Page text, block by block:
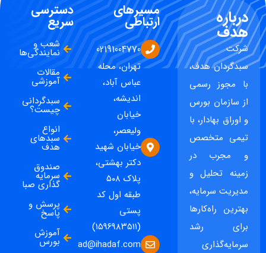
درباره
هدف
شرکت
سبدگردان هدف،
با مجوز رسمی
از سازمان بورس
و اوراق بهادار، با
تیمی متخصص
و مجرب در
زمینه تحلیل و
مدیریت سرمایه،
بهترین راه‌کارها
برای رشد
سرمایه‌گذاری
مسیرهای
ارتباطی
02191004770
تهران، محله
عباس آباد،
اندیشه،
خیابان
ولیعصر،
خیابان شهید
دکتر بهشتی،
پلاک ۵۰۸
طبقه اول کد
پستی
(۱۵۹۶۹۸۳۵۱۱)
ad@ihadaf.com
دسترسی
سریع
شعب و
نمایندگی‌ها
مقالات
آموزشی
سبدگردانی
چیست؟
انواع
سبدهای
هدف
صندوق
سرمایه
گذاری صبا
پرسش و
پاسخ
آموزش
بورس